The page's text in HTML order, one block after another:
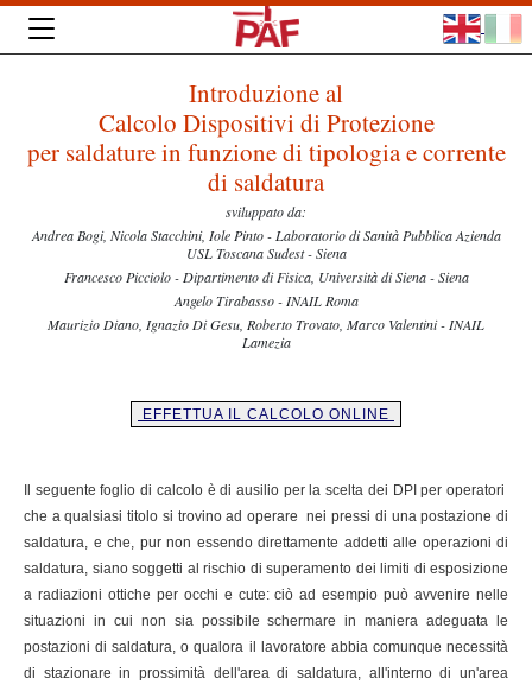
Introduzione al
Calcolo Dispositivi di Protezione
per saldature in funzione di tipologia e corrente
di saldatura
sviluppato da:
Andrea Bogi, Nicola Stacchini, Iole Pinto - Laboratorio di Sanità Pubblica Azienda
USL Toscana Sudest - Siena
Francesco Picciolo - Dipartimento di Fisica, Università di Siena - Siena
Angelo Tirabasso - INAIL Roma
Maurizio Diano, Ignazio Di Gesu, Roberto Trovato, Marco Valentini - INAIL
Lamezia
EFFETTUA IL CALCOLO ONLINE
Il seguente foglio di calcolo è di ausilio per la scelta dei DPI per operatori
che a qualsiasi titolo si trovino ad operare nei pressi di una postazione di
saldatura, e che, pur non essendo direttamente addetti alle operazioni di
saldatura, siano soggetti al rischio di superamento dei limiti di esposizione
a radiazioni ottiche per occhi e cute: ciò ad esempio può avvenire nelle
situazioni in cui non sia possibile schermare in maniera adeguata le
postazioni di saldatura, o qualora il lavoratore abbia comunque necessità
di stazionare in prossimità dell'area di saldatura, all'interno di un'area